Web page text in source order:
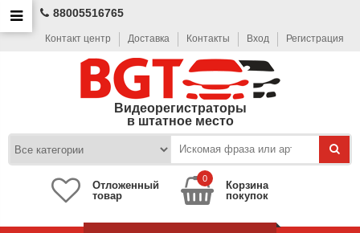
88005516765
Контакт центр Доставка Контакты Вход Регистрация
Видеорегистраторы
в штатное место
Отложенный
товар
0
Корзина
покупок